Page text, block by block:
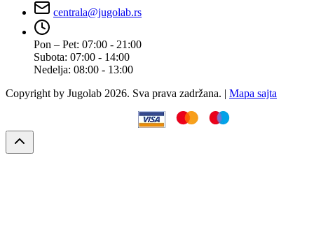
centrala@jugolab.rs
Pon – Pet: 07:00 - 21:00
Subota: 07:00 - 14:00
Nedelja: 08:00 - 13:00
Copyright by Jugolab 2026. Sva prava zadržana. | Mapa sajta